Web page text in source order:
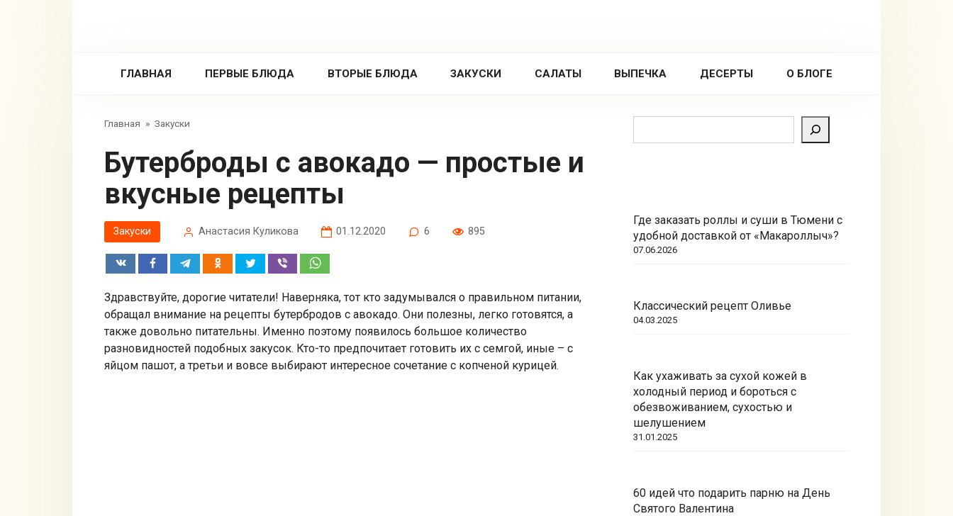
ГЛАВНАЯ ПЕРВЫЕ БЛЮДА ВТОРЫЕ БЛЮДА ЗАКУСКИ САЛАТЫ ВЫПЕЧКА ДЕСЕРТЫ О БЛОГЕ
Главная » Закуски
Бутерброды с авокадо — простые и
вкусные рецепты
Закуски Анастасия Куликова 01.12.2020 6 895
Здравствуйте, дорогие читатели! Наверняка, тот кто задумывался о правильном питании,
обращал внимание на рецепты бутербродов с авокадо. Они полезны, легко готовятся, а
также довольно питательны. Именно поэтому появилось большое количество
разновидностей подобных закусок. Кто-то предпочитает готовить их с семгой, иные – с
яйцом пашот, а третьи и вовсе выбирают интересное сочетание с копченой курицей.
Где заказать роллы и суши в Тюмени с
удобной доставкой от «Макароллыч»?
07.06.2026
Классический рецепт Оливье
04.03.2025
Как ухаживать за сухой кожей в
холодный период и бороться с
обезвоживанием, сухостью и
шелушением
31.01.2025
60 идей что подарить парню на День
Святого Валентина